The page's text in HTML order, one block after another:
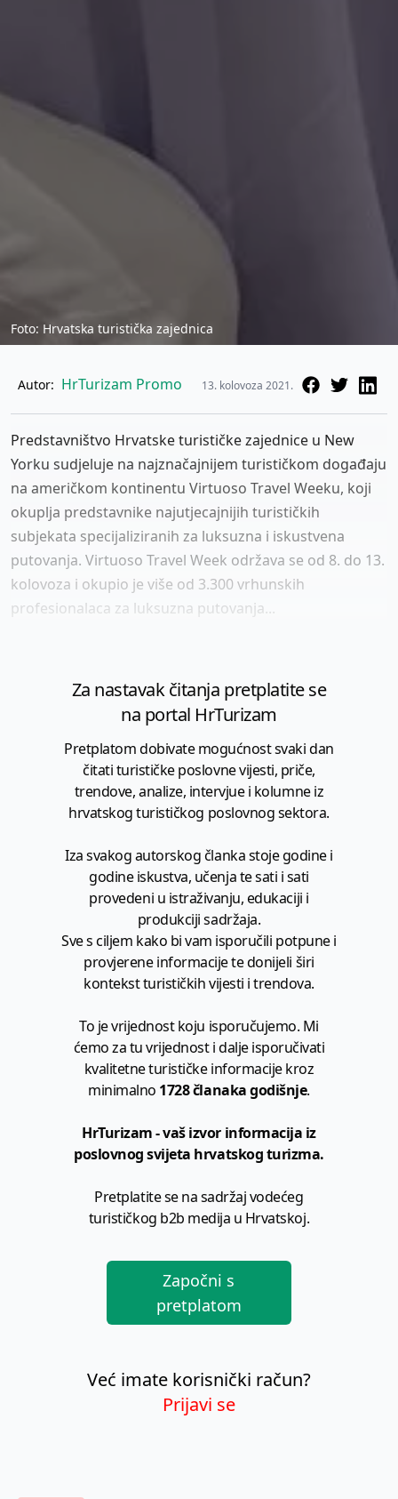
Foto: Hrvatska turistička zajednica
Autor: HrTurizam Promo 13. kolovoza 2021.
Predstavništvo Hrvatske turističke zajednice u New
Yorku sudjeluje na najznačajnijem turističkom događaju
na američkom kontinentu Virtuoso Travel Weeku, koji
okuplja predstavnike najutjecajnijih turističkih
subjekata specijaliziranih za luksuzna i iskustvena
putovanja. Virtuoso Travel Week održava se od 8. do 13.
kolovoza i okupio je više od 3.300 vrhunskih
profesionalaca za luksuzna putovanja...
Za nastavak čitanja pretplatite se
na portal HrTurizam
Pretplatom dobivate mogućnost svaki dan
čitati turističke poslovne vijesti, priče,
trendove, analize, intervjue i kolumne iz
hrvatskog turističkog poslovnog sektora.
Iza svakog autorskog članka stoje godine i
godine iskustva, učenja te sati i sati
provedeni u istraživanju, edukaciji i
produkciji sadržaja.
Sve s ciljem kako bi vam isporučili potpune i
provjerene informacije te donijeli širi
kontekst turističkih vijesti i trendova.
To je vrijednost koju isporučujemo. Mi
ćemo za tu vrijednost i dalje isporučivati
kvalitetne turističke informacije kroz
minimalno 1728 članaka godišnje.
HrTurizam - vaš izvor informacija iz
poslovnog svijeta hrvatskog turizma.
Pretplatite se na sadržaj vodećeg
turističkog b2b medija u Hrvatskoj.
Započni s
pretplatom
Već imate korisnički račun?
Prijavi se